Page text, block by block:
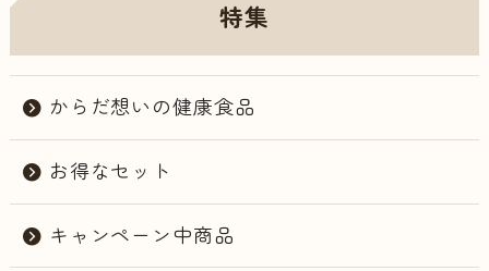
特集
からだ想いの健康食品
お得なセット
キャンペーン中商品